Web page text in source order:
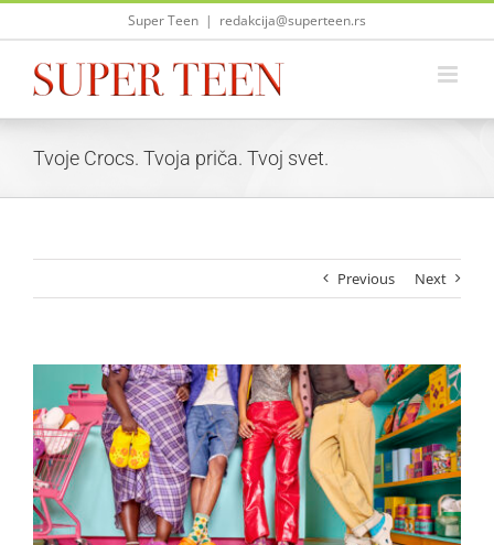
Skip
Super Teen | redakcija@superteen.rs
Tvoje Crocs. Tvoja priča. Tvoj svet.
Previous Next
Larger
Image